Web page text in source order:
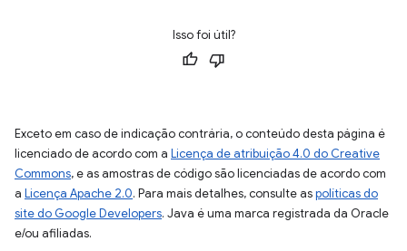
Isso foi útil?
Exceto em caso de indicação contrária, o conteúdo desta página é
licenciado de acordo com a Licença de atribuição 4.0 do Creative
Commons, e as amostras de código são licenciadas de acordo com
a Licença Apache 2.0. Para mais detalhes, consulte aspolíticas do
site do Google Developers. Java é uma marca registrada da Oracle
e/ou afiliadas.